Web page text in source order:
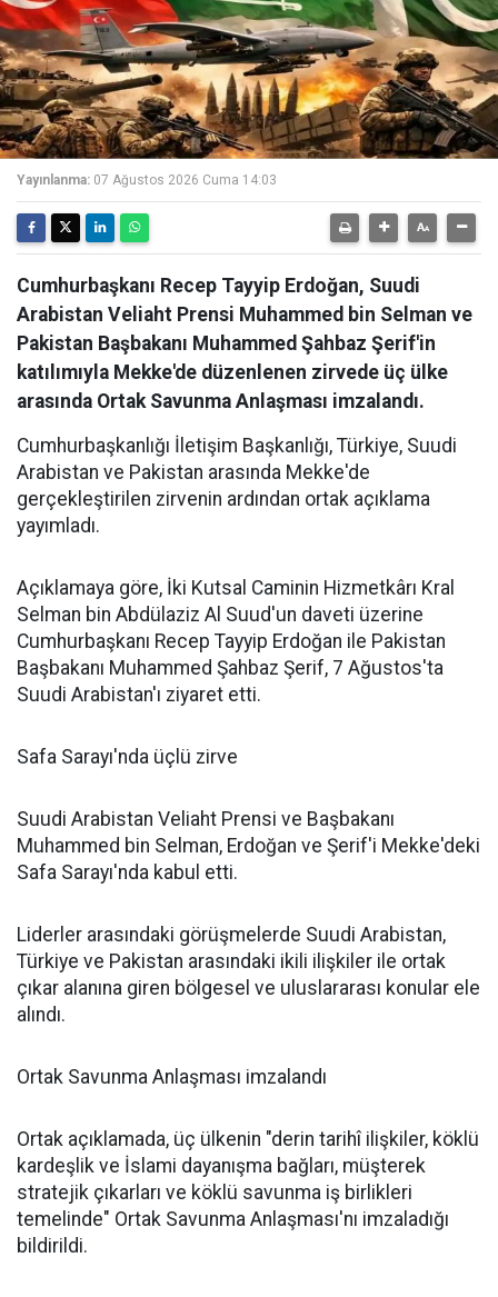
Yayınlanma: 07 Ağustos 2026 Cuma 14:03
Cumhurbaşkanı Recep Tayyip Erdoğan, Suudi
Arabistan Veliaht Prensi Muhammed bin Selman ve
Pakistan Başbakanı Muhammed Şahbaz Şerif'in
katılımıyla Mekke'de düzenlenen zirvede üç ülke
arasında Ortak Savunma Anlaşması imzalandı.
Cumhurbaşkanlığı İletişim Başkanlığı, Türkiye, Suudi
Arabistan ve Pakistan arasında Mekke'de
gerçekleştirilen zirvenin ardından ortak açıklama
yayımladı.
Açıklamaya göre, İki Kutsal Caminin Hizmetkârı Kral
Selman bin Abdülaziz Al Suud'un daveti üzerine
Cumhurbaşkanı Recep Tayyip Erdoğan ile Pakistan
Başbakanı Muhammed Şahbaz Şerif, 7 Ağustos'ta
Suudi Arabistan'ı ziyaret etti.
Safa Sarayı'nda üçlü zirve
Suudi Arabistan Veliaht Prensi ve Başbakanı
Muhammed bin Selman, Erdoğan ve Şerif'i Mekke'deki
Safa Sarayı'nda kabul etti.
Liderler arasındaki görüşmelerde Suudi Arabistan,
Türkiye ve Pakistan arasındaki ikili ilişkiler ile ortak
çıkar alanına giren bölgesel ve uluslararası konular ele
alındı.
Ortak Savunma Anlaşması imzalandı
Ortak açıklamada, üç ülkenin "derin tarihî ilişkiler, köklü
kardeşlik ve İslami dayanışma bağları, müşterek
stratejik çıkarları ve köklü savunma iş birlikleri
temelinde" Ortak Savunma Anlaşması'nı imzaladığı
bildirildi.